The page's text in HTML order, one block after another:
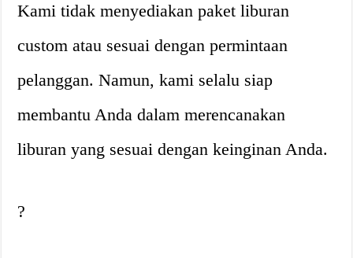
Kami tidak menyediakan paket liburan
custom atau sesuai dengan permintaan
pelanggan. Namun, kami selalu siap
membantu Anda dalam merencanakan
liburan yang sesuai dengan keinginan Anda.
?